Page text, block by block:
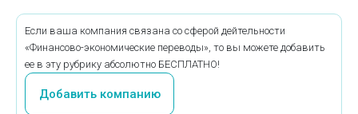
Если ваша компания связана со сферой дейтельности
«Финансово-экономические переводы», то вы можете добавить
ее в эту рубрику абсолютно БЕСПЛАТНО!
Добавить компанию